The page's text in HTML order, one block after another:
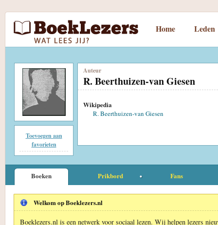
Home Leden
Toevoegen aan
favorieten
Auteur
R. Beerthuizen-van Giesen
Wikipedia
R. Beerthuizen-van Giesen
Boeken Prikbord Fans
Welkom op Boeklezers.nl
Boeklezers.nl is een netwerk voor sociaal lezen. Wij helpen lezers